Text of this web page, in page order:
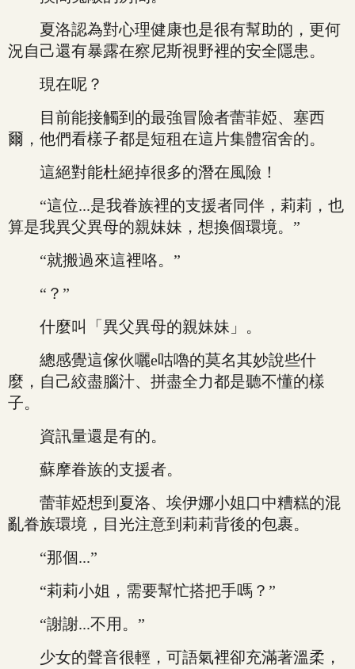
夏洛認為對心理健康也是很有幫助的，更何
況自己還有暴露在察尼斯視野裡的安全隱患。
現在呢？
目前能接觸到的最強冒險者蕾菲婭、塞西
爾，他們看樣子都是短租在這片集體宿舍的。
這絕對能杜絕掉很多的潛在風險！
“這位...是我眷族裡的支援者同伴，莉莉，也
算是我異父異母的親妹妹，想換個環境。”
“就搬過來這裡咯。”
“？”
什麼叫「異父異母的親妹妹」。
總感覺這傢伙囇e咕嚕的莫名其妙說些什
麼，自己絞盡腦汁、拼盡全力都是聽不懂的樣
子。
資訊量還是有的。
蘇摩眷族的支援者。
蕾菲婭想到夏洛、埃伊娜小姐口中糟糕的混
亂眷族環境，目光注意到莉莉背後的包裹。
“那個...”
“莉莉小姐，需要幫忙搭把手嗎？”
“謝謝...不用。”
少女的聲音很輕，可語氣裡卻充滿著溫柔，